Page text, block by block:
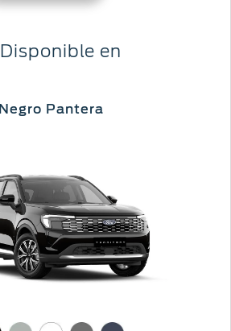
Disponible en
Negro Pantera